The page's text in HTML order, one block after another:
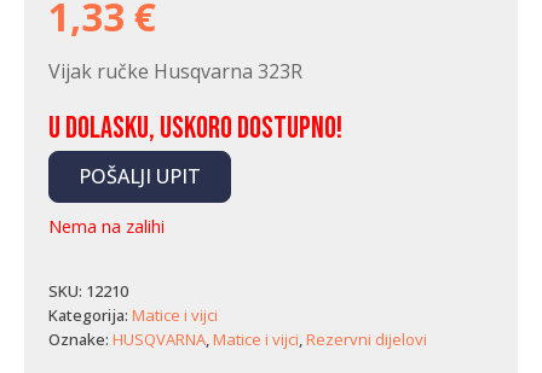
1,33 €
Vijak ručke Husqvarna 323R
U dolasku, uskoro dostupno!
POŠALJI UPIT
Nema na zalihi
SKU: 12210
Kategorija: Matice i vijci
Oznake: HUSQVARNA,Matice i vijci,Rezervni dijelovi